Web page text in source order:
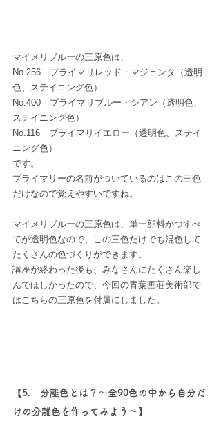
マイメリブルーの三原色は、
No.256　プライマリレッド・マジェンタ（透明
色、ステイニング色）
No.400　プライマリブルー・シアン（透明色、
ステイニング色）
No.116　プライマリイエロー（透明色、ステイ
ニング色）
です。
プライマリーの名前がついているのはこの三色
だけなので覚えやすいですね。
マイメリブルーの三原色は、単一顔料かつすべ
てが透明色なので、この三色だけでも混色して
たくさんの色づくりができます。
講座が終わった後も、みなさんにたくさん楽し
んでほしかったので、今回の青葉画荘美術部で
はこちらの三原色を付属にしました。
【5.　分離色とは？～全90色の中から自分だ
けの分離色を作ってみよう～】